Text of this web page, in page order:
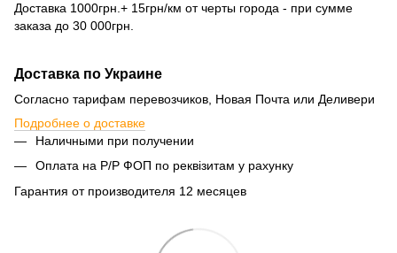
Доставка 1000грн.+ 15грн/км от черты города - при сумме
заказа до 30 000грн.
Доставка по Украине
Согласно тарифам перевозчиков, Новая Почта или Деливери
Подробнее о доставке
Наличными при получении
Оплата на Р/Р ФОП по реквізитам у рахунку
Гарантия от производителя 12 месяцев